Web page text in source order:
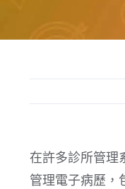
在許多診所管理
管理電子病歷，